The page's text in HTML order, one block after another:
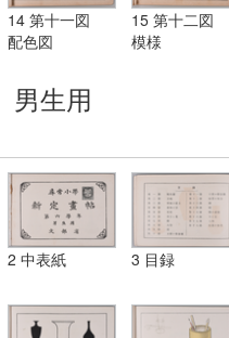
14 第十一図
配色図
15 第十二図
模様
生用
2 中表紙 3 目録